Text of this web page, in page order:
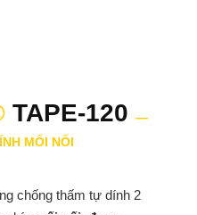
TAPE-120 —
MỐI NỐI
chống thấm tự dính 2